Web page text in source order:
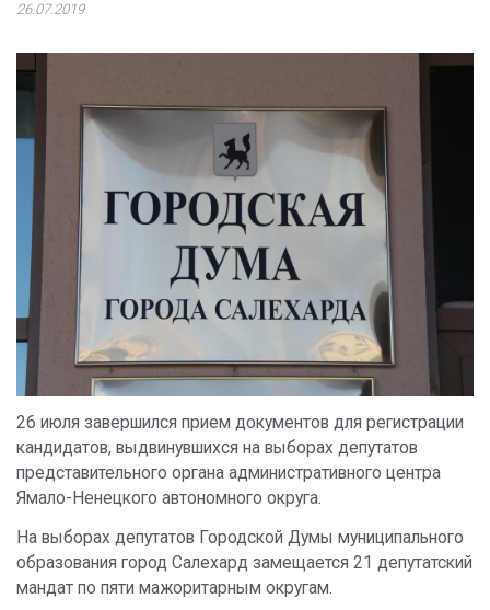
26.07.2019
26 июля завершился прием документов для регистрации
кандидатов, выдвинувшихся на выборах депутатов
представительного органа административного центра
Ямало-Ненецкого автономного округа.
На выборах депутатов Городской Думы муниципального
образования город Салехард замещается 21 депутатский
мандат по пяти мажоритарным округам.